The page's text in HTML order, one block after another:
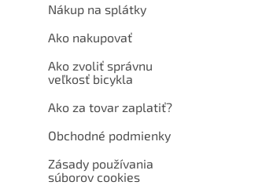
Nákup na splátky
Ako nakupovať
Ako zvoliť správnu
veľkosť bicykla
Ako za tovar zaplatiť?
Obchodné podmienky
Zásady používania
súborov cookies